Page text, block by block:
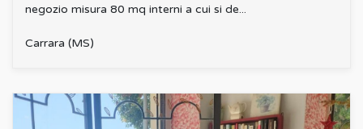
negozio misura 80 mq interni a cui si de...
Carrara (MS)